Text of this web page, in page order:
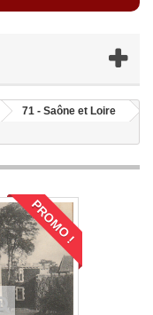
71 - Saône et Loire
PROMO !